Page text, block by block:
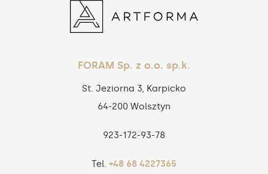
FORAM Sp. z o.o. sp.k.
St. Jeziorna 3, Karpicko
64-200 Wolsztyn
923‑172‑93‑78
Tel. +48 68 4227365